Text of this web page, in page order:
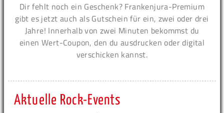
Dir fehlt noch ein Geschenk? Frankenjura-Premium
gibt es jetzt auch als Gutschein für ein, zwei oder drei
Jahre! Innerhalb von zwei Minuten bekommst du
einen Wert-Coupon, den du ausdrucken oder digital
verschicken kannst.
Aktuelle Rock-Events